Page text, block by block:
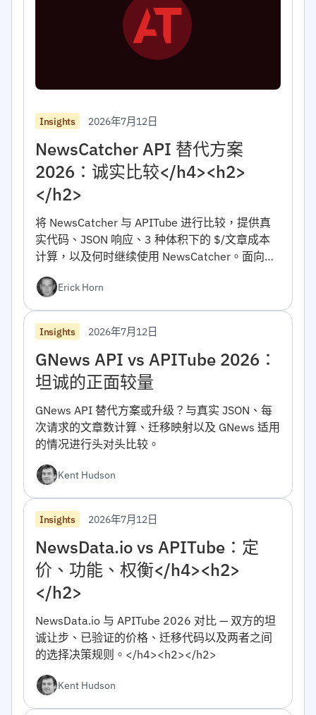
Insights 2026年7月12日
NewsCatcher API 替代方案
2026：诚实比较</h4><h2>
</h2>
将 NewsCatcher 与 APITube 进行比较，提供真
实代码、JSON 响应、3 种体积下的 $/文章成本
计算，以及何时继续使用 NewsCatcher。面向开
Erick Horn
Insights 2026年7月12日
GNews API vs APITube 2026：
坦诚的正面较量
GNews API 替代方案或升级？与真实 JSON、每
次请求的文章数计算、迁移映射以及 GNews 适用
的情况进行头对头比较。
Kent Hudson
Insights 2026年7月12日
NewsData.io vs APITube：定
价、功能、权衡</h4><h2>
</h2>
NewsData.io 与 APITube 2026 对比 — 双方的坦
诚让步、已验证的价格、迁移代码以及两者之间
的选择决策规则。</h4><h2></h2>
Kent Hudson